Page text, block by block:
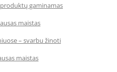
gaminamas
maistas
– svarbu žinoti
maistas